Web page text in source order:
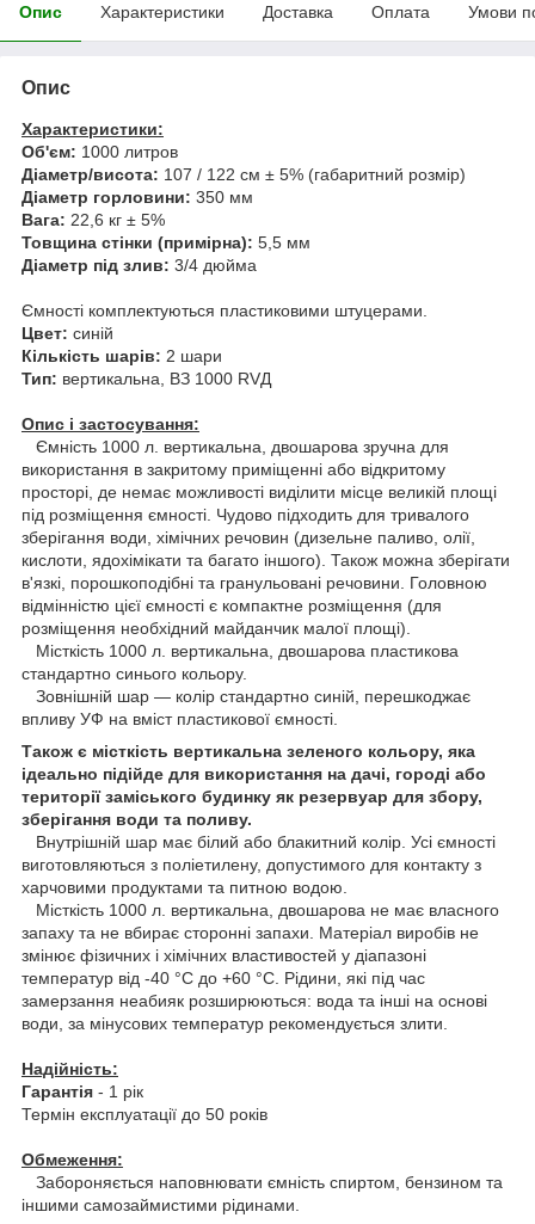
Опис Характеристики Доставка Оплата Умови
Опис
Характеристики:
Об'єм: 1000 литров
Діаметр/висота: 107 / 122 см ± 5% (габаритний розмір)
Діаметр горловини: 350 мм
Вага: 22,6 кг ± 5%
Товщина стінки (примірна): 5,5 мм
Діаметр під злив: 3/4 дюйма
Ємності комплектуються пластиковими штуцерами.
Цвет: синій
Кількість шарів: 2 шари
Тип: вертикальна, ВЗ 1000 RVД
Опис і застосування:
Ємність 1000 л. вертикальна, двошарова зручна для
використання в закритому приміщенні або відкритому
просторі, де немає можливості виділити місце великій площі
під розміщення ємності. Чудово підходить для тривалого
зберігання води, хімічних речовин (дизельне паливо, олії,
кислоти, ядохімікати та багато іншого). Також можна зберігати
в'язкі, порошкоподібні та гранульовані речовини. Головною
відмінністю цієї ємності є компактне розміщення (для
розміщення необхідний майданчик малої площі).
Місткість 1000 л. вертикальна, двошарова пластикова
стандартно синього кольору.
Зовнішній шар — колір стандартно синій, перешкоджає
впливу УФ на вміст пластикової ємності.
Також є місткість вертикальна зеленого кольору, яка
ідеально підійде для використання на дачі, городі або
території заміського будинку як резервуар для збору,
зберігання води та поливу.
Внутрішній шар має білий або блакитний колір. Усі ємності
виготовляються з поліетилену, допустимого для контакту з
харчовими продуктами та питною водою.
Місткість 1000 л. вертикальна, двошарова не має власного
запаху та не вбирає сторонні запахи. Матеріал виробів не
змінює фізичних і хімічних властивостей у діапазоні
температур від -40 °C до +60 °C. Рідини, які під час
замерзання неабияк розширюються: вода та інші на основі
води, за мінусових температур рекомендується злити.
Надійність:
Гарантія - 1 рік
Термін експлуатації до 50 років
Обмеження:
Забороняється наповнювати ємність спиртом, бензином та
іншими самозаймистими рідинами.